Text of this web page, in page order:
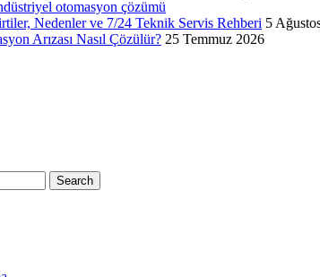
Nedenler ve 7/24 Teknik Servis Rehberi 5
Arızası Nasıl Çözülür? 25 Temmuz 2026
Search